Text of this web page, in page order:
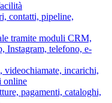
contatti, pipeline,
tramite moduli CRM,
Instagram, telefono, e-
videochiamate, incarichi,
online
pagamenti, cataloghi,